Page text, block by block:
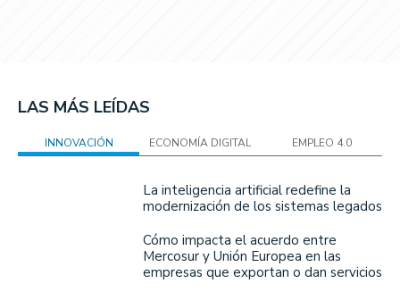
LAS MÁS LEÍDAS
INNOVACIÓN ECONOMÍA DIGITAL EMPLEO 4.0
La inteligencia artificial redefine la
modernización de los sistemas legados
Cómo impacta el acuerdo entre
Mercosur y Unión Europea en las
empresas que exportan o dan servicios